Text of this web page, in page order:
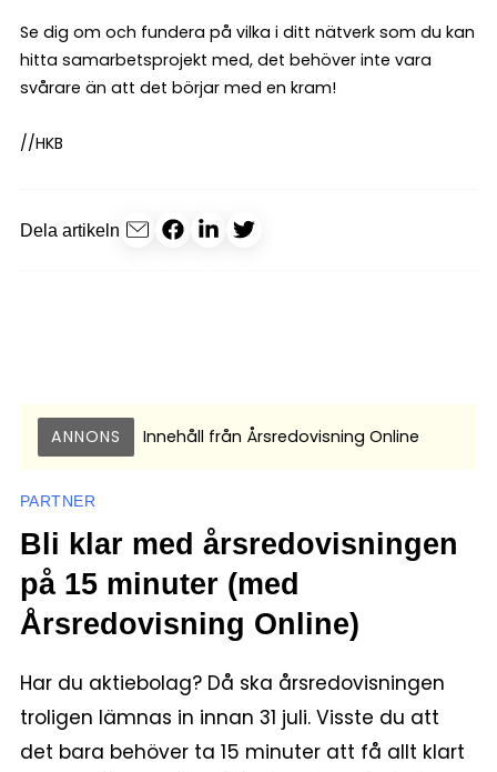
Se dig om och fundera på vilka i ditt nätverk som du kan
hitta samarbetsprojekt med, det behöver inte vara
svårare än att det börjar med en kram!
//HKB
Dela artikeln
ANNONS Innehåll från Årsredovisning Online
PARTNER
Bli klar med årsredovisningen
på 15 minuter (med
Årsredovisning Online)
Har du aktiebolag? Då ska årsredovisningen
troligen lämnas in innan 31 juli. Visste du att
det bara behöver ta 15 minuter att få allt klart